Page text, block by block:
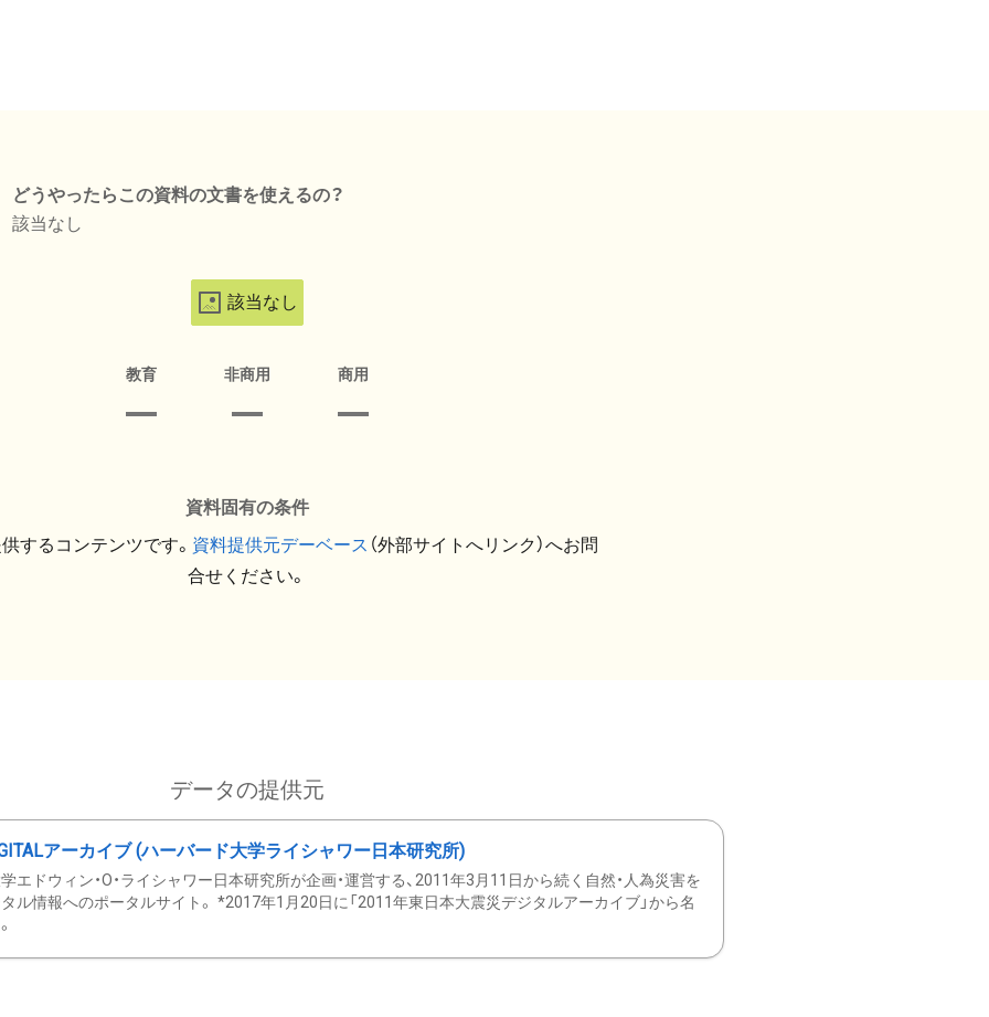
どうやったらこの資料の文書を使えるの？
該当なし
該当なし
教育 非商用 商用
資料固有の条件
するコンテンツです。 資料提供元デーベース （外部サイトへリンク）へお問
合せください。
データの提供元
アーカイブ (ハーバード大学ライシャワー日本研究所)
エドウィン・O・ライシャワー日本研究所が企画・運営する、2011年3月11日から続く自然・人為災害を
ル情報へのポータルサイト。 *2017年1月20日に「2011年東日本大震災デジタルアーカイブ」から名